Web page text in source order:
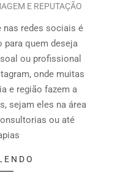
E REPUTAÇÃO
nas redes sociais é
para quem deseja
ou profissional
onde muitas
e região fazem a
sejam eles na área
ou até